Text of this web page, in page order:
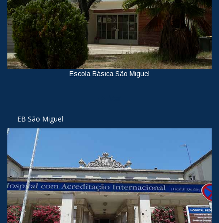
Escola Básica São Miguel
EB São Miguel